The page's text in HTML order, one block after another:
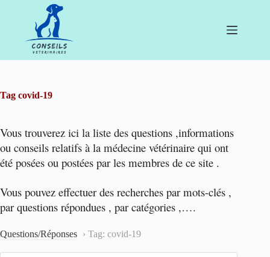
Tag covid-19
Vous trouverez ici la liste des questions ,informations
ou conseils relatifs à la médecine vétérinaire qui ont
été posées ou postées par les membres de ce site .
Vous pouvez effectuer des recherches par mots-clés ,
par questions répondues , par catégories ,….
Questions/Réponses › Tag: covid-19